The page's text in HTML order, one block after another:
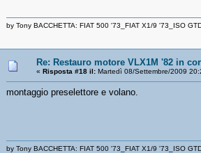
by Tony BACCHETTA: FIAT 500 '73_FIAT X1/9 '73_ISO
Re: Restauro motore VLX1M '82 in
« Risposta #18 il: Martedì 08/Settembre/2009
montaggio preselettore e volano.
by Tony BACCHETTA: FIAT 500 '73_FIAT X1/9 '73_ISO